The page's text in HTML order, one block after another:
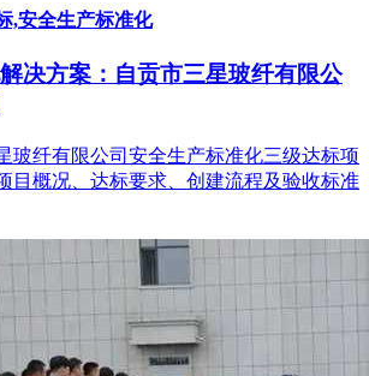
,安全生产标准化
决方案：自贡市三星玻纤有限公
玻纤有限公司安全生产标准化三级达标项
目概况、达标要求、创建流程及验收标准